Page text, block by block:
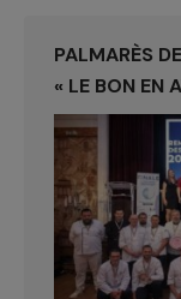
PALMARÈS
« LE BON EN